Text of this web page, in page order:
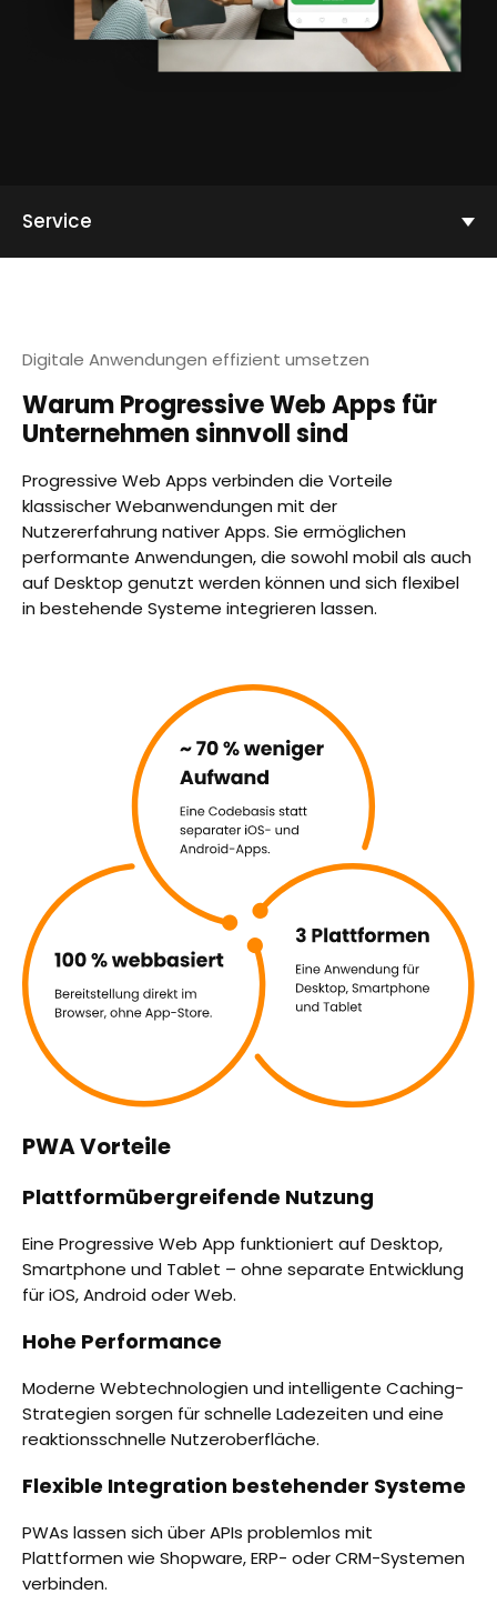
Service
Digitale Anwendungen effizient umsetzen
Warum Progressive Web Apps für
Unternehmen sinnvoll sind
Progressive Web Apps verbinden die Vorteile
klassischer Webanwendungen mit der
Nutzererfahrung nativer Apps. Sie ermöglichen
performante Anwendungen, die sowohl mobil als auch
auf Desktop genutzt werden können und sich flexibel
in bestehende Systeme integrieren lassen.
PWA Vorteile
Plattformübergreifende Nutzung
Eine Progressive Web App funktioniert auf Desktop,
Smartphone und Tablet – ohne separate Entwicklung
für iOS, Android oder Web.
Hohe Performance
Moderne Webtechnologien und intelligente Caching-
Strategien sorgen für schnelle Ladezeiten und eine
reaktionsschnelle Nutzeroberfläche.
Flexible Integration bestehender Systeme
PWAs lassen sich über APIs problemlos mit
Plattformen wie Shopware, ERP- oder CRM-Systemen
verbinden.